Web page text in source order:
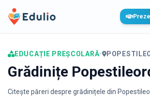
Edulio
EDUCAȚIE PREȘCOLARĂ•
Grădinițe
Citește păreri despre grădinițele din